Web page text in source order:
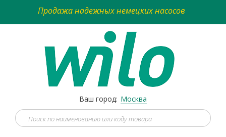
Продажа надежных немецких насосов
Ваш город: Москва